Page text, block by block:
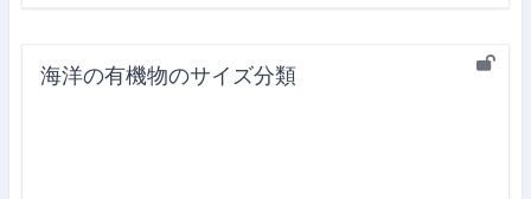
海洋の有機物のサイズ分類